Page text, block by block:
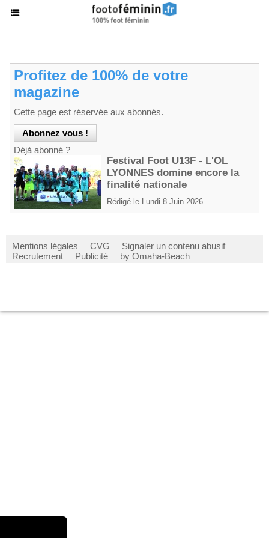
Profitez de 100% de votre
magazine
Cette page est réservée aux abonnés.
Déjà abonné ?
Festival Foot U13F - L'OL
LYONNES domine encore la
finalité nationale
Rédigé le Lundi 8 Juin 2026
Mentions légales CVG
Signaler un contenu abusif
Recrutement
Publicité by Omaha-Beach